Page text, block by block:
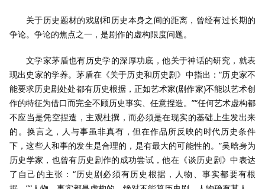
关于历史题材的戏剧和历史本身之间的距离，曾经有过长期的
争论。争论的焦点之一，是剧作的虚构限度问题。
文学家茅盾也有历史学的深厚功底，他关于神话的研究，就表
现出史家的学养。茅盾在《关于历史和历史剧》中指出：“历史家不
能要求历史剧处处都有历史根据，正如艺术家(剧作家)不能以艺术创
作的特征为借口而完全不顾历史事实、任意捏造。”“任何艺术虚构都
不应当是凭空捏造，主观杜撰，而必须是在现实的基础上生发出来
的。换言之，人与事虽非真有，但在作品所反映的时代历史条件
下，这些人和事的发生是合理的，是有最大的可能性的。”吴晗身为
历史学家，也曾有历史剧作的成功尝试，他在《谈历史剧》中表达
了自己的主张：“历史剧必须有历史根据，人物、事实都要有根